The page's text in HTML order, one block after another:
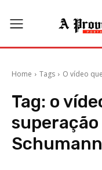
Home Tags O vídeo
Tag: o
superação
Schumann